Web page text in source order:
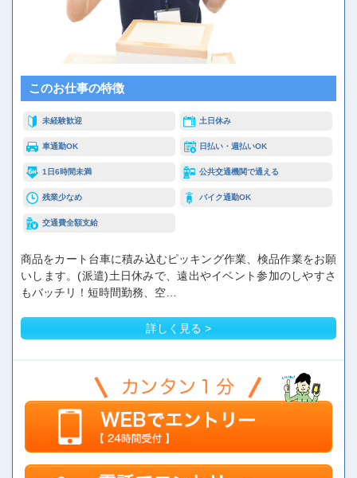
このお仕事の特徴
未経験歓迎 土日休み
車通勤OK 日払い・週払いOK
1日6時間未満 公共交通機関で通える
残業少なめ バイク通勤OK
交通費全額支給
商品をカート台車に積み込むピッキング作業、検品作業をお願
いします。(派遣)土日休みで、遠出やイベント参加のしやすさ
もバッチリ！短時間勤務、空…
詳しく見る >